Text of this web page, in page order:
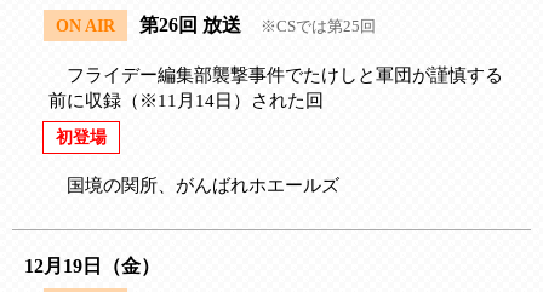
ON AIR 第26回 放送 ※CSでは第25回
フライデー編集部襲撃事件でたけしと軍団が謹慎する
前に収録（※11月14日）された回
初登場
国境の関所、がんばれホエールズ
12月19日（金）